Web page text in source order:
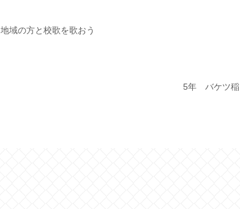
地域の方と校歌を歌おう
5年 バケツ稲